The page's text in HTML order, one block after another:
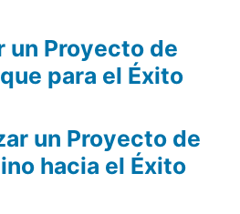
un Proyecto de
para el Éxito
un Proyecto de
hacia el Éxito